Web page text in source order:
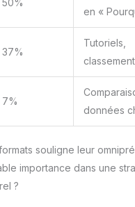
50%
en «
37%
Tutoriels,
7%
données
souligne leur
importance dans une
?